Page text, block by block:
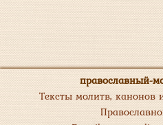
православный-
Тексты молитв, канонов